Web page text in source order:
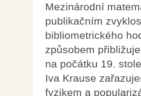
Mezinárodní
publikačním
bibliometrického
způsobem
na počátku 19.
Iva Krause
fyzikem a